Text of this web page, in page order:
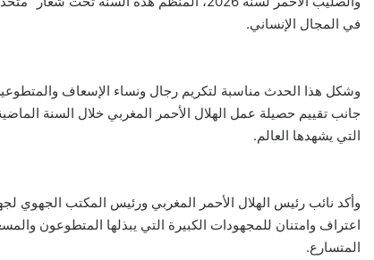
في المجال الإنساني.
وشكل هذا الحدث مناسبة لتكريم رجال ونساء الإسعاف
جانب تقييم حصيلة عمل الهلال الأحمر المغربي خلال السنة
التي يشهدها العالم.
وأكد نائب رئيس الهلال الأحمر المغربي ورئيس المكتب الجهوي
اعتراف وامتنان للمجهودات الكبيرة التي يبذلها المتطوعون
المتسارع.